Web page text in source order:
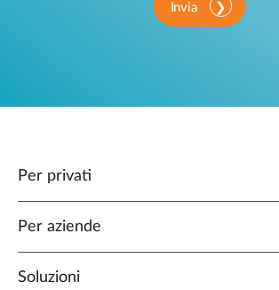
Invia
Per privati
Per aziende
Soluzioni